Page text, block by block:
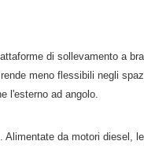
di sollevamento a
meno flessibili negli
l'esterno ad angolo.
da motori diesel,